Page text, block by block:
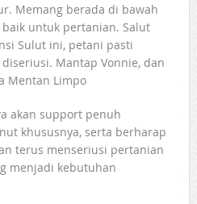
Memang berada di bawah
untuk pertanian. Salut
Sulut ini, petani pasti
Mantap Vonnie, dan
Mentan Limpo
akan support penuh
khususnya, serta berharap
terus menseriusi pertanian
menjadi kebutuhan